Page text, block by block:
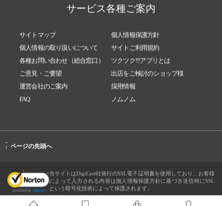
サービス各種ご案内
サイトマップ
個人情報保護方針
個人情報の取り扱いについて
サイトご利用規約
各種お問い合わせ（総合窓口）
ツクツク!!!アプリとは
ご意見・ご要望
出店をご検討のショップ様
運営会社のご案内
採用情報
FAQ
ノムノム
-
↑ ページの先頭へ
当サイトはDigiCert社発行のSSL電子証明書を使用しており、お客様
によって入力される内容は個人情報保護方針に基づき送信時にSSL
という暗号化技術によって保護されます。